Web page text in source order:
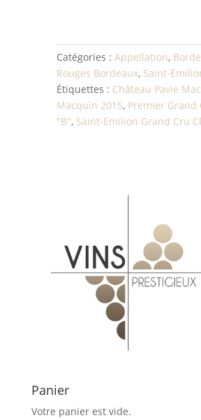
Catégories : Appellation,
Rouges Bordeaux, Saint-
Étiquettes : Château Pavie
Macquin 2015, Premier Grand
"B", Saint-Emilion Grand Cru
Panier
Votre panier est vide.